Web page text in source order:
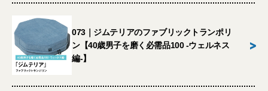
073｜ジムテリアのファブリックトランポリ
ン【40歳男子を磨く必需品100 -ウェルネス
編-】
>